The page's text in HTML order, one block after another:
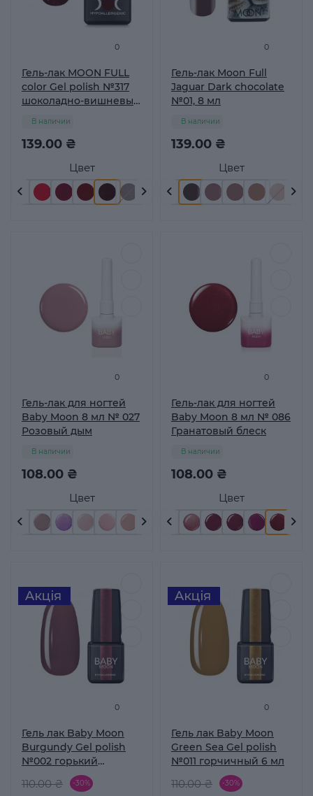
0
Гель-лак MOON FULL
color Gel polish №317
шоколадно-вишневый
Цвет
139.00 ₴
В наличии
0
Гель-лак Moon Full
Jaguar Dark chocolate
№01, 8 мл
Цвет
139.00 ₴
В наличии
0
Гель-лак для ногтей
Baby Moon 8 мл № 027
Розовый дым
Цвет
108.00 ₴
В наличии
0
Гель-лак для ногтей
Baby Moon 8 мл № 086
Гранатовый блеск
Цвет
108.00 ₴
В наличии
0
Гель лак Baby Moon
Burgundy Gel polish
№002 горький
шоколад 6 мл
110.00 ₴ -30%
0
Гель лак Baby Moon
Green Sea Gel polish
№011 горчичный 6 мл
110.00 ₴ -30%